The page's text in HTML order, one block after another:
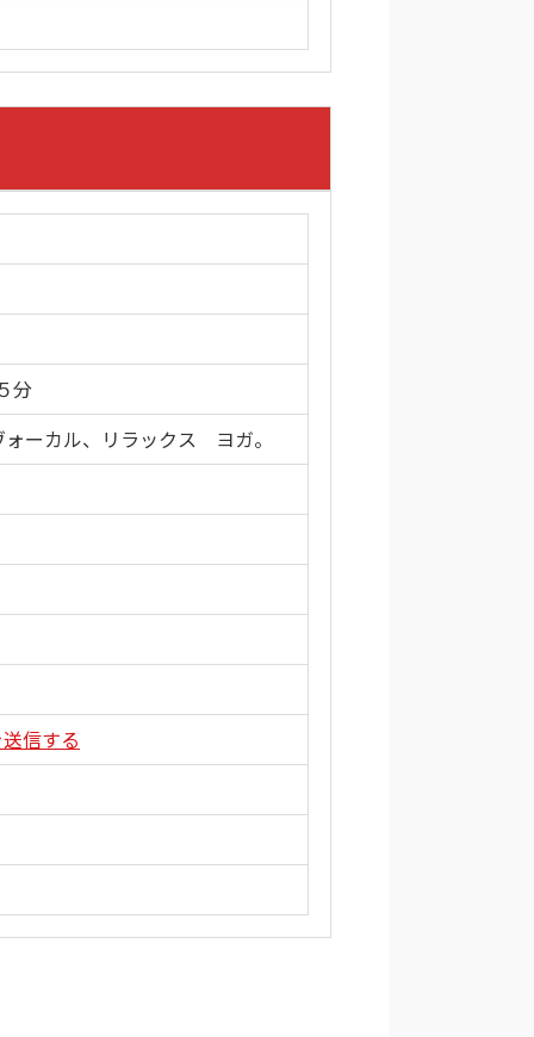
分
ォーカル、リラックス ヨガ。
信する